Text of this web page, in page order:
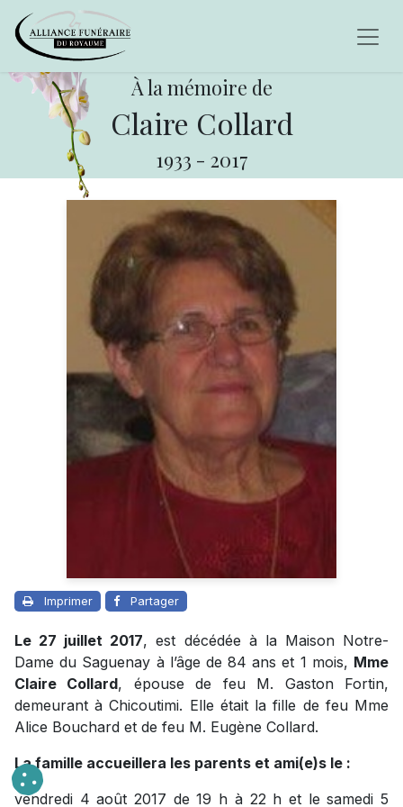
À la mémoire de
Claire Collard
1933 - 2017
Imprimer Partager
Le 27 juillet 2017, est décédée à la Maison Notre-
Dame du Saguenay à l’âge de 84 ans et 1 mois, Mme
Claire Collard, épouse de feu M. Gaston Fortin,
demeurant à Chicoutimi. Elle était la fille de feu Mme
Alice Bouchard et de feu M. Eugène Collard.
La famille accueillera les parents et ami(e)s le :
vendredi 4 août 2017 de 19 h à 22 h et le samedi 5